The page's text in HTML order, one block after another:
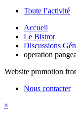
Toute l’activité
Accueil
Le Bistrot
Discussions
operation
Website promotion
Nous contacter
×